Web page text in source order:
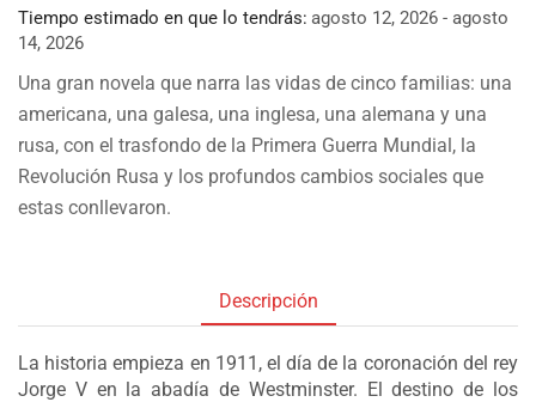
Tiempo estimado en que lo tendrás: agosto 12, 2026 - agosto
14, 2026
Una gran novela que narra las vidas de cinco familias: una
americana, una galesa, una inglesa, una alemana y una
rusa, con el trasfondo de la Primera Guerra Mundial, la
Revolución Rusa y los profundos cambios sociales que
estas conllevaron.
Descripción
La historia empieza en 1911, el día de la coronación del rey
Jorge V en la abadía de Westminster. El destino de los